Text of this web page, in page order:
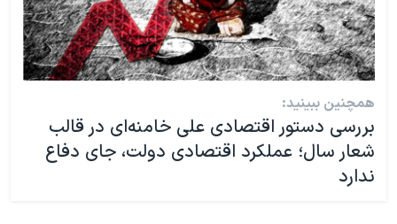
همچنین ببینید:
بررسی دستور اقتصادی علی خامنه‌ای در قالب
شعار سال؛ عملکرد اقتصادی دولت، جای دفاع
ندارد